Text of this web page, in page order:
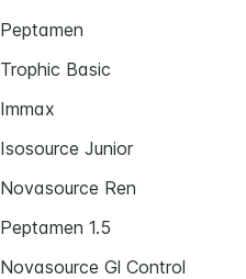
Peptamen
Trophic Basic
Immax
Isosource Junior
Novasource Ren
Peptamen 1.5
Novasource Gl Control